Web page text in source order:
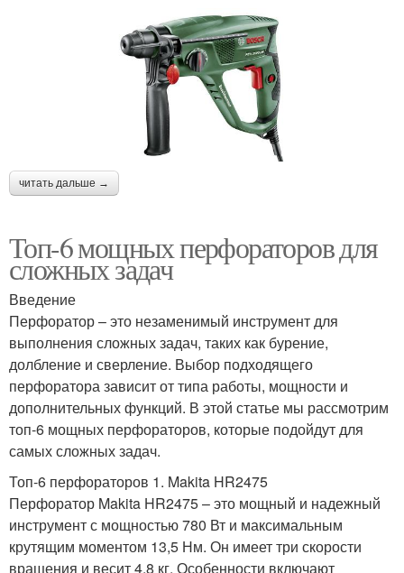
читать дальше →
Топ-6 мощных перфораторов для
сложных задач
Введение
Перфоратор – это незаменимый инструмент для
выполнения сложных задач, таких как бурение,
долбление и сверление. Выбор подходящего
перфоратора зависит от типа работы, мощности и
дополнительных функций. В этой статье мы рассмотрим
топ-6 мощных перфораторов, которые подойдут для
самых сложных задач.
Топ-6 перфораторов 1. Makita HR2475
Перфоратор Makita HR2475 – это мощный и надежный
инструмент с мощностью 780 Вт и максимальным
крутящим моментом 13,5 Нм. Он имеет три скорости
вращения и весит 4,8 кг. Особенности включают